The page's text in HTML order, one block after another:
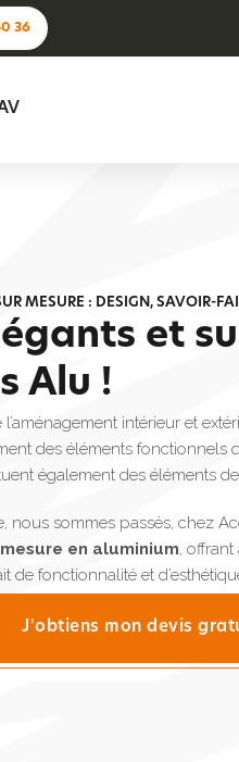
36
MESURE : DESIGN, SAVOIR-
et
Alu !
intérieur et
des éléments fonctionnels
également des éléments
sommes passés, chez
en aluminium,
de fonctionnalité et
J'obtiens mon devis